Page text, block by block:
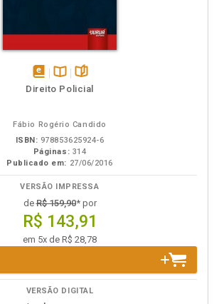
disponível
Disponível
páginas
Direito Policial
Fábio Rogério Candido
ISBN: 978853625924-6
Páginas: 314
Publicado em: 27/06/2016
VERSÃO IMPRESSA
deR$ 159,90* por
R$ 143,91
em 5x de R$ 28,78
VERSÃO DIGITAL